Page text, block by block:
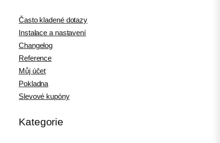
Často kladené dotazy
Instalace a nastavení
Changelog
Reference
Můj účet
Pokladna
Slevové kupóny
Kategorie